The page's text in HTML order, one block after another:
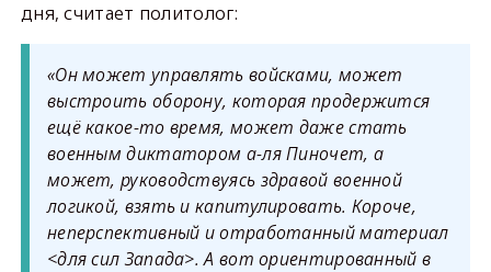
дня, считает политолог:
«Он может управлять войсками, может
выстроить оборону, которая продержится
ещё какое-то время, может даже стать
военным диктатором а-ля Пиночет, а
может, руководствуясь здравой военной
логикой, взять и капитулировать. Короче,
неперспективный и отработанный материал
<для сил Запада>. А вот ориентированный в